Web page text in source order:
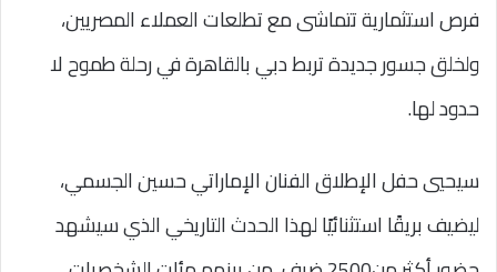
فرص استثمارية تتماشى مع تطلعات العملاء المصريين،
ولخلق جسور جديدة تربط دبي بالقاهرة في رحلة طموح لا
حدود لها.
سيحيي حفل الإطلاق الفنان الإماراتي حسين الجسمي،
ليضيف بريقًا استثنائيًا لهذا الحدث التاريخي الذي سيشهد